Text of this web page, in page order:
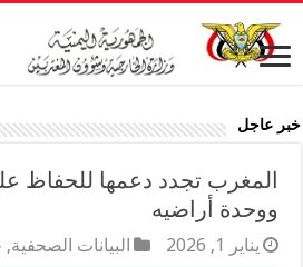
خبر عاجل
المغرب تجدد دعمها للحفاظ
ووحدة أراضيه
يناير 1, 2026 البيانات الصحفية,